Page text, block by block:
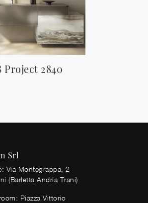
Project 2840
Srl
Via Montegrappa, 2
(Barletta Andria Trani)
Piazza Vittorio